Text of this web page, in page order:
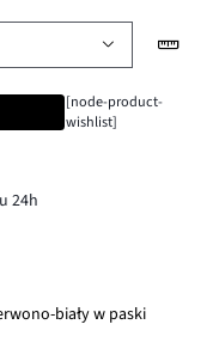
[node-product-
wishlist]
24h
biały w paski